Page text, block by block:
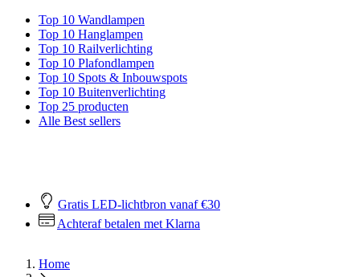
Top 10 Wandlampen
Top 10 Hanglampen
Top 10 Railverlichting
Top 10 Plafondlampen
Top 10 Spots & Inbouwspots
Top 10 Buitenverlichting
Top 25 producten
Alle Best sellers
Gratis LED-lichtbron vanaf €30
Achteraf betalen met Klarna
Home